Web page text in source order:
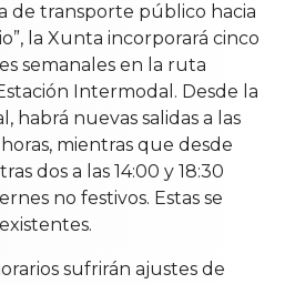
de transporte público hacia
la Xunta incorporará cinco
semanales en la ruta
Intermodal. Desde la
habrá nuevas salidas a las
horas, mientras que desde
dos a las 14:00 y 18:30
no festivos. Estas se
sufrirán ajustes de